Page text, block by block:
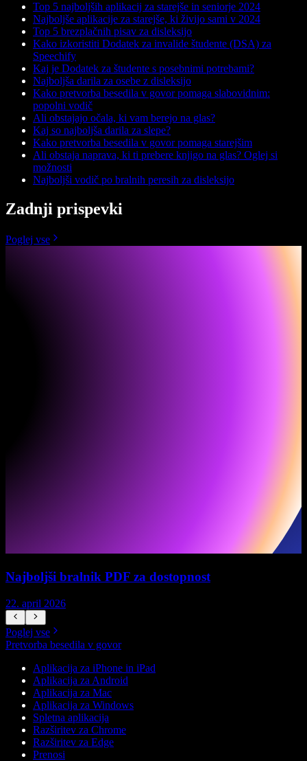
Top 5 najboljših aplikacij za starejše in seniorje 2024
Najboljše aplikacije za starejše, ki živijo sami v 2024
Top 5 brezplačnih pisav za disleksijo
Kako izkoristiti Dodatek za invalide študente (DSA) za
Speechify
Kaj je Dodatek za študente s posebnimi potrebami?
Najboljša darila za osebe z disleksijo
Kako pretvorba besedila v govor pomaga slabovidnim:
popolni vodič
Ali obstajajo očala, ki vam berejo na glas?
Kaj so najboljša darila za slepe?
Kako pretvorba besedila v govor pomaga starejšim
Ali obstaja naprava, ki ti prebere knjigo na glas? Oglej si
možnosti
Najboljši vodič po bralnih peresih za disleksijo
Zadnji prispevki
Poglej vse
Najboljši bralnik PDF za dostopnost
22. april 2026
Poglej vse
Pretvorba besedila v govor
Aplikacija za iPhone in iPad
Aplikacija za Android
Aplikacija za Mac
Aplikacija za Windows
Spletna aplikacija
Razširitev za Chrome
Razširitev za Edge
Prenosi